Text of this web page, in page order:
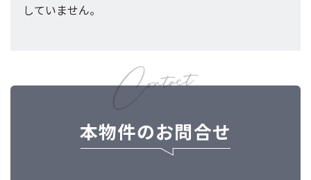
していません。
本物件のお問合せ